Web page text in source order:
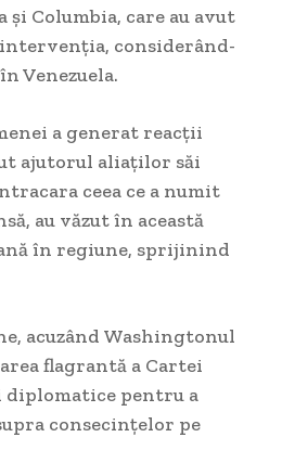
Columbia, care au avut
considerând-
Venezuela.
a generat reacții
ajutorul aliaților săi
ceea ce a numit
au văzut în această
în regiune, sprijinind
acuzând Washingtonul
flagrantă a Cartei
diplomatice pentru a
consecințelor pe